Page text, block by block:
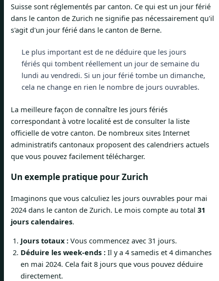
Suisse sont réglementés par canton. Ce qui est un jour férié
dans le canton de Zurich ne signifie pas nécessairement qu'il
s'agit d'un jour férié dans le canton de Berne.
Le plus important est de ne déduire que les jours
fériés qui tombent réellement un jour de semaine du
lundi au vendredi. Si un jour férié tombe un dimanche,
cela ne change en rien le nombre de jours ouvrables.
La meilleure façon de connaître les jours fériés
correspondant à votre localité est de consulter la liste
officielle de votre canton. De nombreux sites Internet
administratifs cantonaux proposent des calendriers actuels
que vous pouvez facilement télécharger.
Un exemple pratique pour Zurich
Imaginons que vous calculiez les jours ouvrables pour mai
2024 dans le canton de Zurich. Le mois compte au total 31
jours calendaires.
Jours totaux : Vous commencez avec 31 jours.
Déduire les week-ends : Il y a 4 samedis et 4 dimanches
en mai 2024. Cela fait 8 jours que vous pouvez déduire
directement.